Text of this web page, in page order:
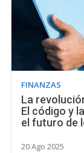
FINANZAS
La
El código y
el futuro de
20 Ago 2025